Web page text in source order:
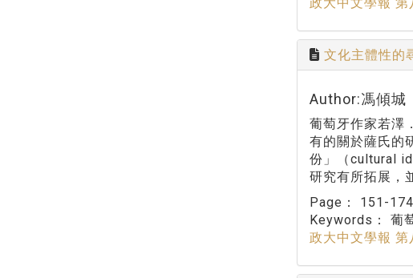
文化主體性的
Author:馮傾城
葡萄牙作家若澤
有的關於薩氏的
份」（cultural
研究有所拓展，
Page： 151-174
Keywords： 葡
政大中文學報 第